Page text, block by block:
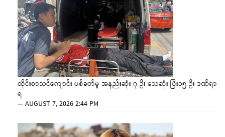
ထိုင်းစာသင်ကျောင်း ပစ်ခတ်မှု အနည်းဆုံး ၇ ဦး သေဆုံး ပြီး၁၅ ဦး ဒဏ်ရာ
ရ
—AUGUST 7, 2026 2:44 PM